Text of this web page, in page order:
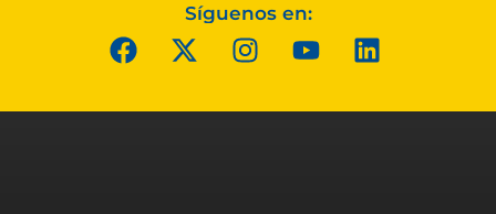
Síguenos en: